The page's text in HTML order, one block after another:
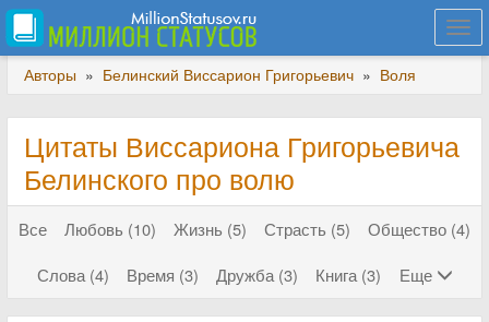
Авторы » Белинский Виссарион Григорьевич » Воля
Цитаты Виссариона Григорьевича
Белинского про волю
Все Любовь (10) Жизнь (5) Страсть (5)
Общество (4)
Слова (4)
Время (3) Дружба (3) Книга (3) Еще